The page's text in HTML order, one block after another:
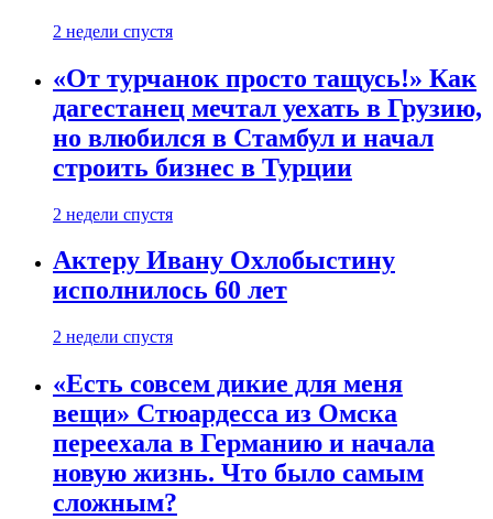
2 недели спустя
«От турчанок просто тащусь!» Как
дагестанец мечтал уехать в Грузию,
но влюбился в Стамбул и начал
строить бизнес в Турции
2 недели спустя
Актеру Ивану Охлобыстину
исполнилось 60 лет
2 недели спустя
«Есть совсем дикие для меня
вещи» Стюардесса из Омска
переехала в Германию и начала
новую жизнь. Что было самым
сложным?